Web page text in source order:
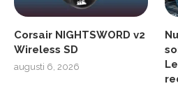
Corsair NIGHTSWORD v2
Wireless SD
augusti 6, 2026